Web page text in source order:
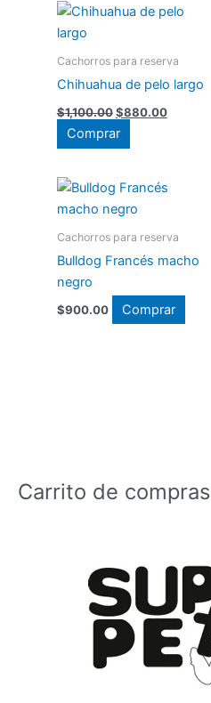
Cachorros para reserva
Chihuahua de pelo largo
$1,100.00 El
precio
original
era:
$880.00El
precio
Comprar
Cachorros para reserva
Bulldog Francés macho
negro
$900.00 Comprar
Carrito de compras